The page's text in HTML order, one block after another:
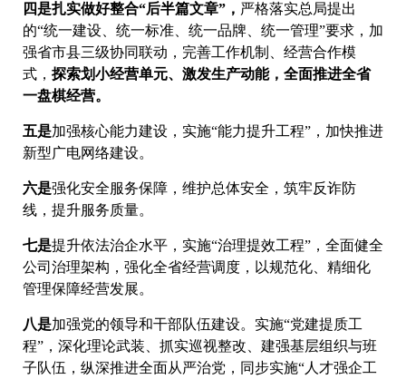
四是扎实做好整合“后半篇文章”， 严格落实总局提出
的“统一建设、统一标准、统一品牌、统一管理”要求，加
强省市县三级协同联动，完善工作机制、经营合作模
式， 探索划小经营单元、激发生产动能，全面推进全省
一盘棋经营。
五是加强核心能力建设，实施“能力提升工程”，加快推进
新型广电网络建设。
六是强化安全服务保障，维护总体安全，筑牢反诈防
线，提升服务质量。
七是提升依法治企水平，实施“治理提效工程”，全面健全
公司治理架构，强化全省经营调度，以规范化、精细化
管理保障经营发展。
八是加强党的领导和干部队伍建设。实施“党建提质工
程”，深化理论武装、抓实巡视整改、建强基层组织与班
子队伍，纵深推进全面从严治党，同步实施“人才强企工